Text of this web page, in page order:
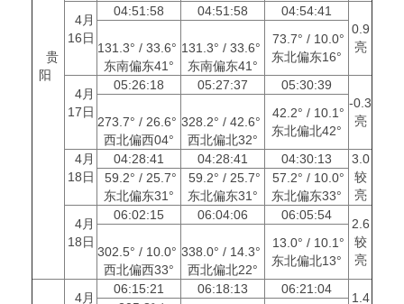
贵
阳
4月
16日
04:51:58 04:51:58
04:54:41
0.9
亮
131.3° / 33.6°
东南偏东41°
131.3° / 33.6°
东南偏东41°
73.7° / 10.0°
东北偏东16°
4月
17日
05:26:18 05:27:37
05:30:39
-0.3
亮
273.7° / 26.6°
西北偏西04°
328.2° / 42.6°
西北偏北32°
42.2° / 10.1°
东北偏北42°
4月
18日
04:28:41 04:28:41 04:30:13
3.0
较
亮
59.2° / 25.7°
东北偏东31°
59.2° / 25.7°
东北偏东31°
57.2° / 10.0°
东北偏东33°
4月
18日
06:02:15 06:04:06 06:05:54
2.6
较
亮
302.5° / 10.0°
西北偏西33°
338.0° / 14.3°
西北偏北22°
13.0° / 10.1°
东北偏北13°
4月
06:15:21 06:18:13 06:21:04
1.4